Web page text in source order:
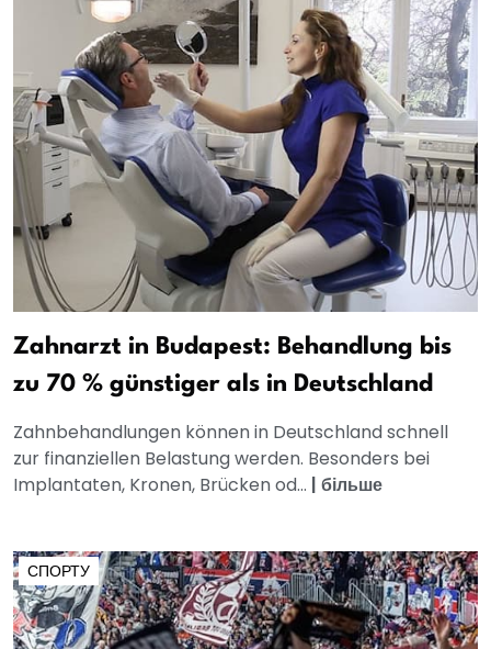
Zahnarzt in Budapest: Behandlung bis
zu 70 % günstiger als in Deutschland
Zahnbehandlungen können in Deutschland schnell
zur finanziellen Belastung werden. Besonders bei
Implantaten, Kronen, Brücken od... | більше
СПОРТУ